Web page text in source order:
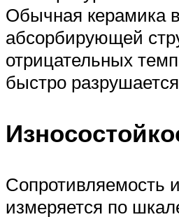
Обычная керамика
абсорбирующей
отрицательных
быстро
Сопротивляемость
измеряется по